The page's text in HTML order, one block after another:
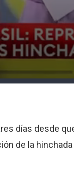
días desde
de la hinchada